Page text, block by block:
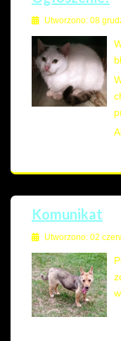
Utworzono: 08
Komunikat
Utworzono: 02